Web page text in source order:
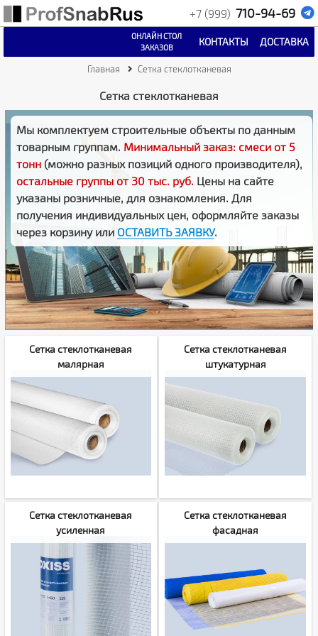
Главная Сетка стеклотканевая
Сетка стеклотканевая
Мы комплектуем строительные объекты по данным
товарным группам. Минимальный заказ: смеси от 5
тонн (можно разных позиций одного производителя),
остальные группы от 30 тыс. руб. Цены на сайте
указаны розничные, для ознакомления. Для
получения индивидуальных цен, оформляйте заказы
через корзину или ОСТАВИТЬ ЗАЯВКУ.
Сетка стеклотканевая
малярная
Сетка стеклотканевая
штукатурная
Сетка стеклотканевая
усиленная
Сетка стеклотканевая
фасадная
+7 (999) 710-94-69
ДОСТАВКА
КОНТАКТЫ
ОНЛАЙН СТОЛ
ЗАКАЗОВ